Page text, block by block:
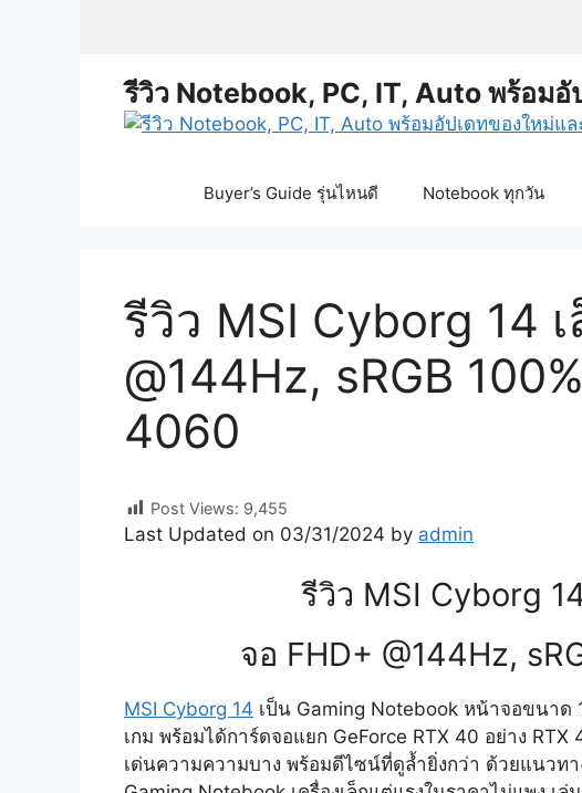
รีวิว Notebook, PC, IT, Auto พร้อมอั
Buyer’s Guide รุ่นไหนดี Notebook ทุกวัน
รีวิว MSI Cyborg 14
@144Hz, sRGB
4060
Post Views: 9,455
Last Updated on 03/31/2024 by admin
รีวิว MSI Cyborg
จอ FHD+ @144Hz,
MSI Cyborg 14 เป็น Gaming Notebook หน้าจอขนาด
เกม พร้อมได้การ์ดจอแยก GeForce RTX 40 อย่าง
เด่นความความบาง พร้อมดีไซน์ที่ดูล้ำยิ่งกว่า ด้วยแนวท